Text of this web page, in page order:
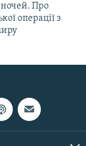
ночей. Про
операції з